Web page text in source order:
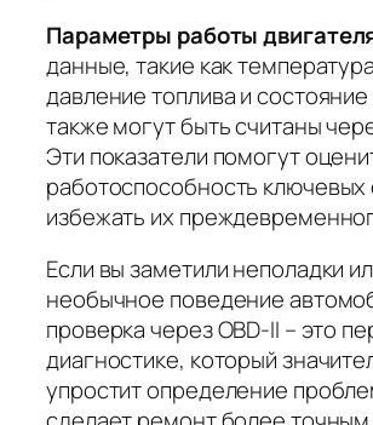
Параметры работы
данные, такие как
давление топлива и состояние
также могут быть считаны
Эти показатели помогут
работоспособность ключевых
избежать их
Если вы заметили неполадки
необычное поведение
проверка через OBD-II – это
диагностике, который
упростит определение